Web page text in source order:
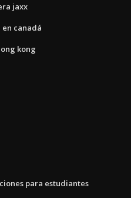
jaxx
canadá
kong
para estudiantes